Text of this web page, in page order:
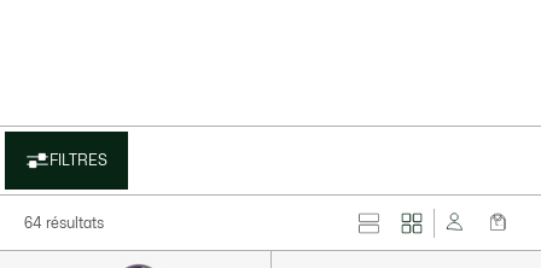
FILTRES
64 résultats